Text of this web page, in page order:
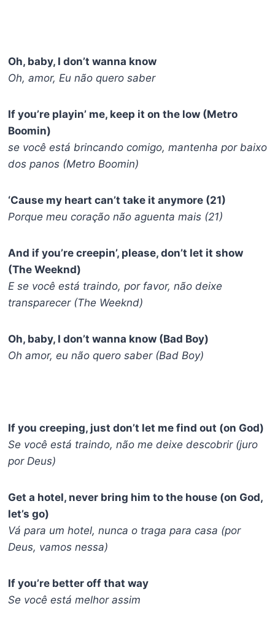
Oh, baby, I don’t wanna know
Oh, amor, Eu não quero saber
If you’re playin’ me, keep it on the low (Metro
Boomin)
se você está brincando comigo, mantenha por baixo
dos panos (Metro Boomin)
‘Cause my heart can’t take it anymore (21)
Porque meu coração não aguenta mais (21)
And if you’re creepin’, please, don’t let it show
(The Weeknd)
E se você está traindo, por favor, não deixe
transparecer (The Weeknd)
Oh, baby, I don’t wanna know (Bad Boy)
Oh amor, eu não quero saber (Bad Boy)
If you creeping, just don’t let me find out (on God)
Se você está traindo, não me deixe descobrir (juro
por Deus)
Get a hotel, never bring him to the house (on God,
let’s go)
Vá para um hotel, nunca o traga para casa (por
Deus, vamos nessa)
If you’re better off that way
Se você está melhor assim